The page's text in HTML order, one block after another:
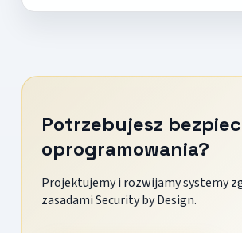
Potrzebujesz
oprogramowania?
Projektujemy i rozwijamy systemy
zasadami Security by Design.